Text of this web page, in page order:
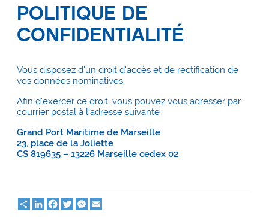
POLITIQUE DE
CONFIDENTIALITÉ
Vous disposez d'un droit d'accès et de rectification de
vos données nominatives.
Afin d'exercer ce droit, vous pouvez vous adresser par
courrier postal à l'adresse suivante :
Grand Port Maritime de Marseille
23, place de la Joliette
CS 819635 – 13226 Marseille cedex 02
Partager
LinkedInFacebook
TwitterMessenger